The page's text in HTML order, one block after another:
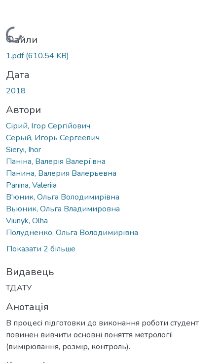
Вантажиться...
Файли
1.pdf(610.54 KB)
Дата
2018
Автори
Сірий, Ігор Сергійович
Серый, Игорь Сергеевич
Sieryi, Ihor
Паніна, Валерія Валеріївна
Панина, Валерия Валерьевна
Panina, Valeriia
В'юник, Ольга Володимирівна
Вьюник, Ольга Владимировна
Viunyk, Olha
Полудненко, Ольга Володимирівна
Показати 2 більше
Видавець
ТДАТУ
Анотація
В процесі підготовки до виконання роботи студент
повинен вивчити основні поняття метрології
(вимірювання, розмір, контроль).